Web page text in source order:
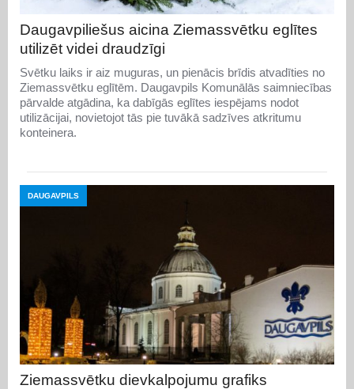
Daugavpiliešus aicina Ziemassvētku eglītes
utilizēt videi draudzīgi
Svētku laiks ir aiz muguras, un pienācis brīdis atvadīties no
Ziemassvētku eglītēm. Daugavpils Komunālās saimniecības
pārvalde atgādina, ka dabīgās eglītes iespējams nodot
utilizācijai, novietojot tās pie tuvākā sadzīves atkritumu
konteinera.
DAUGAVPILS
Ziemassvētku dievkalpojumu grafiks